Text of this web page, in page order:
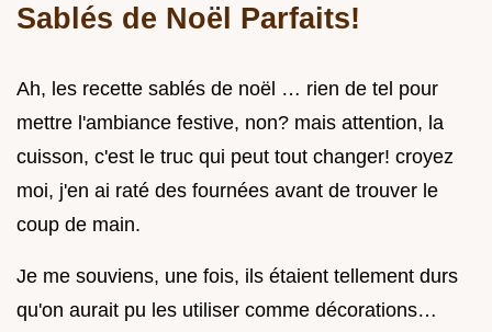
Sablés de Noël Parfaits!
Ah, les recette sablés de noël … rien de tel pour
mettre l'ambiance festive, non? mais attention, la
cuisson, c'est le truc qui peut tout changer! croyez
moi, j'en ai raté des fournées avant de trouver le
coup de main.
Je me souviens, une fois, ils étaient tellement durs
qu'on aurait pu les utiliser comme décorations…